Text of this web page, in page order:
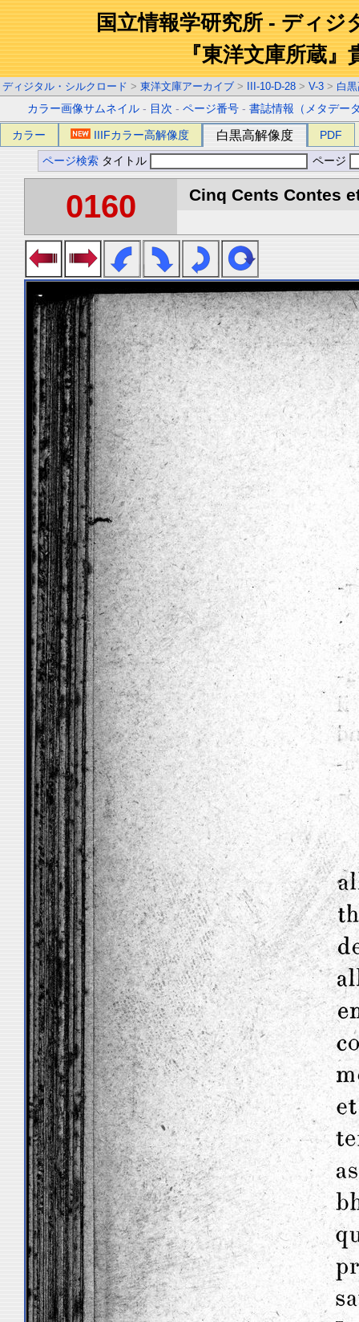
国立情報学研究所 - ディジ
『東洋文庫所蔵』
ディジタル・シルクロード > 東洋文庫アーカイブ > III-10-D-28 > V-3 > 白
カラー画像サムネイル - 目次 -ページ番号 -書誌情報（メタデー
カラー IIIFカラー高解像度 白黒高解像度 PDF
ページ検索 タイトル ページ
0160 Cinq Cents Contes